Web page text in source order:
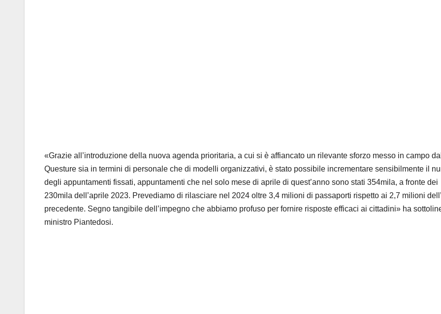
«Grazie all’introduzione della nuova agenda prioritaria, a cui si è affiancato un rilevante sforzo messo in campo
Questure sia in termini di personale che di modelli organizzativi, è stato possibile incrementare sensibilmente il
degli appuntamenti fissati, appuntamenti che nel solo mese di aprile di quest’anno sono stati 354mila, a fronte dei
230mila dell’aprile 2023. Prevediamo di rilasciare nel 2024 oltre 3,4 milioni di passaporti rispetto ai 2,7 milioni
precedente. Segno tangibile dell’impegno che abbiamo profuso per fornire risposte efficaci ai cittadini» ha
ministro Piantedosi.